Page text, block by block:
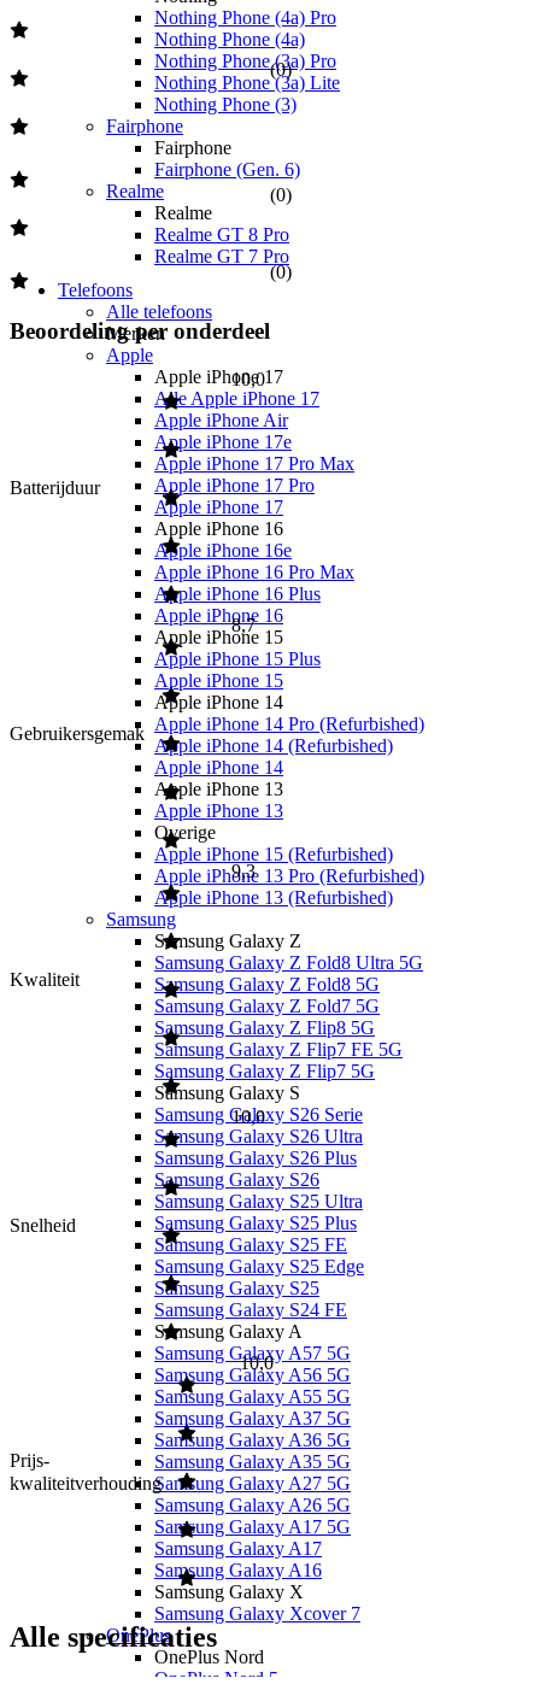
Nothing Phone (4a) Pro
Nothing Phone (4a)
Nothing Phone (3a) Pro
Nothing Phone (3a) Lite
Nothing Phone (3)
Fairphone
Fairphone
Fairphone (Gen. 6)
Realme
Realme
Realme GT 8 Pro
Realme GT 7 Pro
Telefoons
Alle telefoons
Merken
Apple
Apple iPhone 17
Alle Apple iPhone 17
Apple iPhone Air
Apple iPhone 17e
Apple iPhone 17 Pro Max
Apple iPhone 17 Pro
Apple iPhone 17
Apple iPhone 16
Apple iPhone 16e
Apple iPhone 16 Pro Max
Apple iPhone 16 Plus
Apple iPhone 16
Apple iPhone 15
Apple iPhone 15 Plus
Apple iPhone 15
Apple iPhone 14
Apple iPhone 14 Pro (Refurbished)
Apple iPhone 14 (Refurbished)
Apple iPhone 14
Apple iPhone 13
Apple iPhone 13
Overige
Apple iPhone 15 (Refurbished)
Apple iPhone 13 Pro (Refurbished)
Apple iPhone 13 (Refurbished)
Samsung
Samsung Galaxy Z
Samsung Galaxy Z Fold8 Ultra 5G
Samsung Galaxy Z Fold8 5G
Samsung Galaxy Z Fold7 5G
Samsung Galaxy Z Flip8 5G
Samsung Galaxy Z Flip7 FE 5G
Samsung Galaxy Z Flip7 5G
Samsung Galaxy S
Samsung Galaxy S26 Serie
Samsung Galaxy S26 Ultra
Samsung Galaxy S26 Plus
Samsung Galaxy S26
Samsung Galaxy S25 Ultra
Samsung Galaxy S25 Plus
Samsung Galaxy S25 FE
Samsung Galaxy S25 Edge
Samsung Galaxy S25
Samsung Galaxy S24 FE
Samsung Galaxy A
Samsung Galaxy A57 5G
Samsung Galaxy A56 5G
Samsung Galaxy A55 5G
Samsung Galaxy A37 5G
Samsung Galaxy A36 5G
Samsung Galaxy A35 5G
Samsung Galaxy A27 5G
Samsung Galaxy A26 5G
Samsung Galaxy A17 5G
Samsung Galaxy A17
Samsung Galaxy A16
Samsung Galaxy X
Samsung Galaxy Xcover 7
OnePlus
OnePlus Nord
OnePlus Nord 5
(0)
(0)
(0)
Beoordeling per onderdeel
Batterijduur
10,0
Gebruikersgemak
8,7
Kwaliteit
9,3
Snelheid
10,0
Prijs-
kwaliteitverhouding
10,0
Alle specificaties